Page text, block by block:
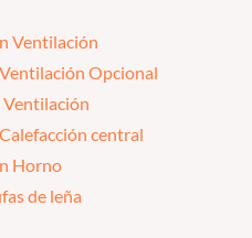
Ventilación
Opcional
Ventilación
central
Horno
de leña